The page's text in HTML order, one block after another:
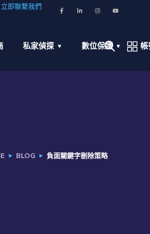
立即聯繫我們
私家偵探 數位保護
BLOG 負面關鍵字刪除策略